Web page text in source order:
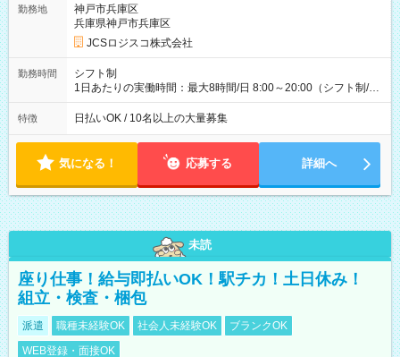
万円／週6日稼働 ・地方郊外エリア 月収40万円／週5日稼働 月
収40万円~50万円／週6日稼働 ＜モデルイメージ＞ ■月収50万
円 (27歳男性/江東区在住)※元建築関係 1日150個配達×25日勤務
(日休み) ■月収80万円(43歳男性/墨田区在住)※元営業 1日200個
勤務地
神戸市兵庫区
兵庫県神戸市兵庫区
JCSロジスコ株式会社
勤務時間
シフト制
1日あたりの実働時間：最大8時間/日 8:00～20:00（シフト制/実
働8時間） ※週5日勤務（場所次第では週4も有り） ※配達状況
によって時間外での勤務可能性有り ※案件により多少の前後あ
特徴 日払いOK / 10名以上の大量募集
気になる！ 応募する 詳細へ
未読
座り仕事！給与即払いOK！駅チカ！土日休み！
組立・検査・梱包
派遣 職種未経験OK 社会人未経験OK
ブランクOK
WEB登録・面接OK